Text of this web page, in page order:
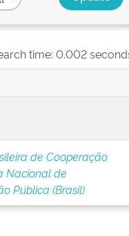
time: 0.002
de Cooperação
Nacional de
Pública (Brasil)